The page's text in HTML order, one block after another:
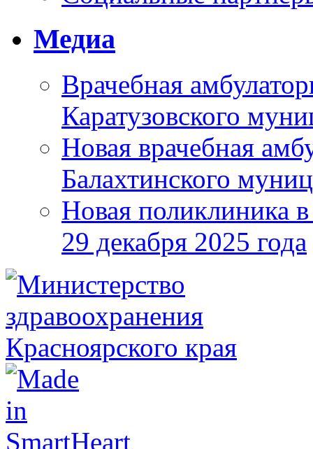
Медиа
Врачебная
Каратузовского
Новая врачебная
Балахтинского
Новая поликлиника
29 декабря 2025 года